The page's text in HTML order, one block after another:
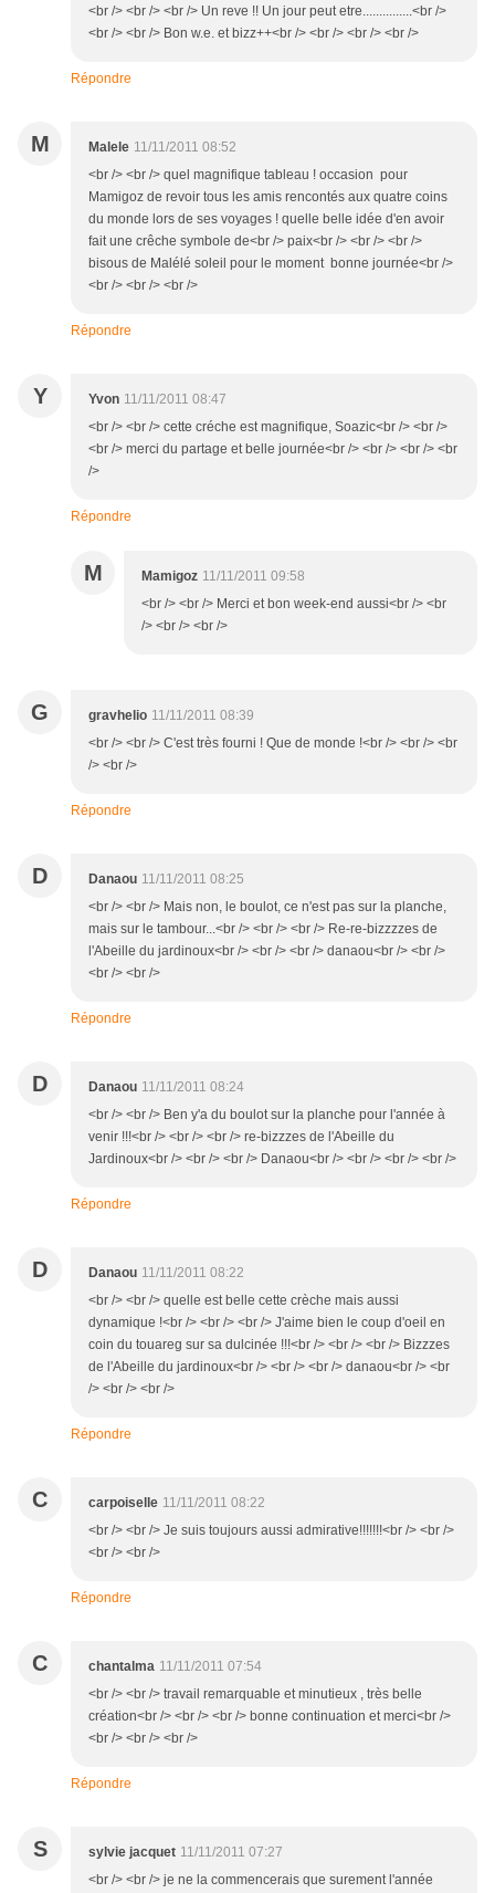
<br /> <br /> <br /> Un reve !! Un jour peut etre...............<br />
<br /> <br /> Bon w.e. et bizz++<br /> <br /> <br /> <br />
Répondre
M Malele 11/11/2011 08:52
<br /> <br /> quel magnifique tableau ! occasion pour
Mamigoz de revoir tous les amis rencontés aux quatre coins
du monde lors de ses voyages ! quelle belle idée d'en avoir
fait une crêche symbole de<br /> paix<br /> <br /> <br />
bisous de Malélé soleil pour le moment bonne journée<br />
<br /> <br /> <br />
Répondre
Y Yvon 11/11/2011 08:47
<br /> <br /> cette créche est magnifique, Soazic<br /> <br />
<br /> merci du partage et belle journée<br /> <br /> <br /> <br
/>
Répondre
M Mamigoz 11/11/2011 09:58
<br /> <br /> Merci et bon week-end aussi<br /> <br
/> <br /> <br />
G gravhelio 11/11/2011 08:39
<br /> <br /> C'est très fourni ! Que de monde !<br /> <br /> <br
/> <br />
Répondre
D Danaou 11/11/2011 08:25
<br /> <br /> Mais non, le boulot, ce n'est pas sur la planche,
mais sur le tambour...<br /> <br /> <br /> Re-re-bizzzzes de
l'Abeille du jardinoux<br /> <br /> <br /> danaou<br /> <br />
<br /> <br />
Répondre
D Danaou 11/11/2011 08:24
<br /> <br /> Ben y'a du boulot sur la planche pour l'année à
venir !!!<br /> <br /> <br /> re-bizzzes de l'Abeille du
Jardinoux<br /> <br /> <br /> Danaou<br /> <br /> <br /> <br />
Répondre
D Danaou 11/11/2011 08:22
<br /> <br /> quelle est belle cette crèche mais aussi
dynamique !<br /> <br /> <br /> J'aime bien le coup d'oeil en
coin du touareg sur sa dulcinée !!!<br /> <br /> <br /> Bizzzes
de l'Abeille du jardinoux<br /> <br /> <br /> danaou<br /> <br
/> <br /> <br />
Répondre
C carpoiselle 11/11/2011 08:22
<br /> <br /> Je suis toujours aussi admirative!!!!!!!<br /> <br />
<br /> <br />
Répondre
C chantalma 11/11/2011 07:54
<br /> <br /> travail remarquable et minutieux , très belle
création<br /> <br /> <br /> bonne continuation et merci<br />
<br /> <br /> <br />
Répondre
S sylvie jacquet 11/11/2011 07:27
<br /> <br /> je ne la commencerais que surement l'année